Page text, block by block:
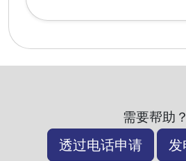
需要帮助？
透过电话申请 发